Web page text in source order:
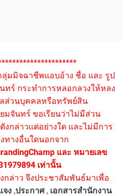
มมิจฉาชีพแอบอ้าง ชื่อ และ รูป
ทร์ กระทำการหลอกลวงให้หลง
ส่วนบุคคลหรือทรัพย์สิน
มจันทร์ ขอเรียนว่าไม่มีส่วน
งกล่าวแต่อย่างใด และไม่มีการ
ทางอื่นใดนอกจาก
และ หมายเลข
เท่านั้น
กล่าว จึงประชาสัมพันธ์มาเพื่อ
จง ,ประกาศ, เอกสารสำนักงาน